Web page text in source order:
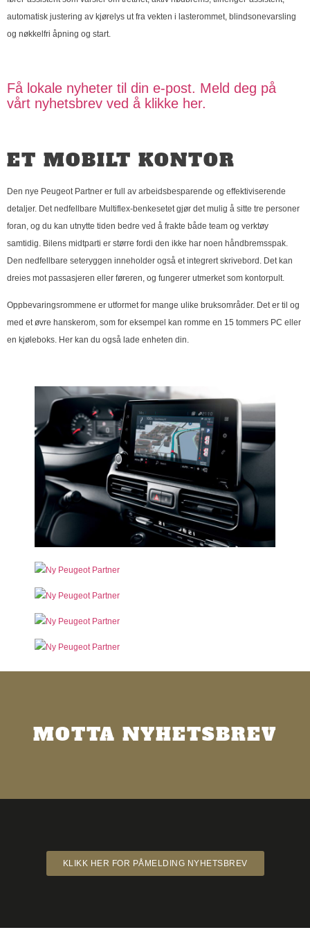
automatisk justering av kjørelys ut fra vekten i lasterommet, blindsonevarsling
og nøkkelfri åpning og start.
Få lokale nyheter til din e-post. Meld deg på
vårt nyhetsbrev ved å klikke her.
ET MOBILT KONTOR
Den nye Peugeot Partner er full av arbeidsbesparende og effektiviserende
detaljer. Det nedfellbare Multiflex-benkesetet gjør det mulig å sitte tre personer
foran, og du kan utnytte tiden bedre ved å frakte både team og verktøy
samtidig. Bilens midtparti er større fordi den ikke har noen håndbremsspak.
Den nedfellbare seteryggen inneholder også et integrert skrivebord. Det kan
dreies mot passasjeren eller føreren, og fungerer utmerket som kontorpult.
Oppbevaringsrommene er utformet for mange ulike bruksområder. Det er til og
med et øvre hanskerom, som for eksempel kan romme en 15 tommers PC eller
en kjøleboks. Her kan du også lade enheten din.
MOTTA NYHETSBREV
KLIKK HER FOR PÅMELDING NYHETSBREV